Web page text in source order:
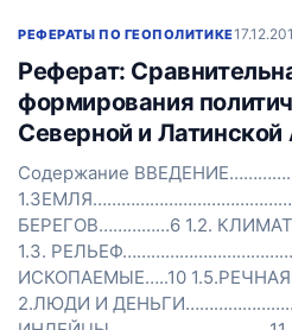
РЕФЕРАТЫ ПО ГЕОПОЛИТИКЕ
Реферат:
формирования
Северной и
Содержание
БЕРЕГОВ……………6 1.2.
1.3.
ИСКОПАЕМЫЕ…..10
2.ЛЮДИ И